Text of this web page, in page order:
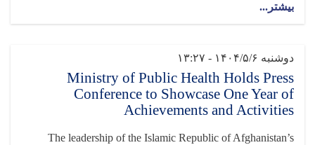
بیشتر...
دوشنبه ۱۴۰۴/۵/۶ - ۱۳:۲۷
Ministry of Public Health Holds Press
Conference to Showcase One Year of
Achievements and Activities
The leadership of the Islamic Republic of Afghanistan’s